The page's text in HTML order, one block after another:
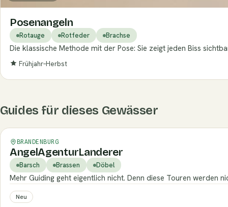
Posenangeln
Rotauge Rotfeder Brachse
Die klassische Methode mit der Pose: Sie zeigt jeden Biss
Frühjahr–Herbst
Guides für dieses Gewässer
BRANDENBURG
AngelAgenturLanderer
Barsch Brassen Döbel
Mehr Guiding geht eigentlich nicht. Denn diese Touren werden
Neu